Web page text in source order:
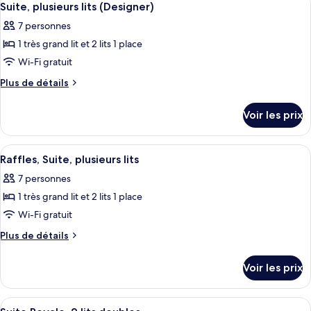
Signature
(Crescent)
de
chambre
Suite
Signature
toutes
les
photos
pour
ce
chambre :
Suite,
plusieurs
lits
(Designer)
6
Suite, plusieurs lits (Designer)
7 personnes
1 très grand lit et 2 lits 1 place
Wi-Fi gratuit
Plus de détails
Plus
le
type
de
Suite,
plusieurs
(Designer)
Voir les prix
Afficher
toutes
les
photos
pour
ce
chambre :
Raffles,
Raffles, Suite, plusieurs lits | Literie
10
Raffles, Suite, plusieurs lits
7 personnes
1 très grand lit et 2 lits 1 place
Wi-Fi gratuit
Plus de détails
Plus
le
type
Voir les prix
Afficher
Une chambre avec un grand lit, des